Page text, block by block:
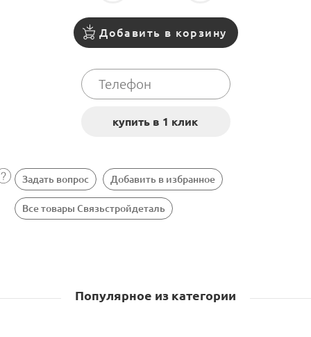
Добавить в корзину
Задать вопрос Добавить в избранное
Все товары Связьстройдеталь
Популярное из категории